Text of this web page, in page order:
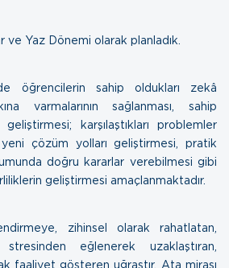
ve Yaz Dönemi olarak planladık.
öğrencilerin sahip oldukları zekâ
varmalarının sağlanması, sahip
karşılaştıkları problemler
yeni çözüm yolları geliştirmesi, pratik
doğru kararlar verebilmesi gibi
geliştirmesi amaçlanmaktadır.
zihinsel olarak rahatlatan,
eğlenerek uzaklaştıran,
faaliyet gösteren uğraştır. Ata mirası